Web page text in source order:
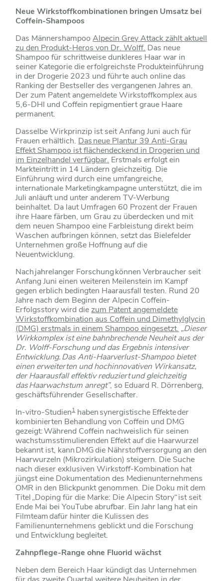
Neue Wirkstoffkombinationen bringen Umsatz bei
Coffein-Shampoos
Das MännershampooAlpecin Grey Attack zählt aktuell
zu den Produkt-Heros von Dr. Wolff. Das neue
Shampoo für schrittweise dunkleres Haar war in
seiner Kategorie die erfolgreichste Produkteinführung
in der Drogerie 2023 und führte auch online das
Ranking der Bestseller des vergangenen Jahres an.
Der zum Patent angemeldete Wirkstoffkomplex aus
5,6-DHI und Coffein repigmentiert graue Haare
permanent.
Dasselbe Wirkprinzip ist seit Anfang Juni auch für
Frauen erhältlich. Das neue Plantur 39 Anti-Grau
Effekt Shampoo ist flächendeckend in Drogerien und
im Einzelhandel verfügbar. Erstmals erfolgt ein
Markteintritt in 14 Ländern gleichzeitig. Die
Einführung wird durch eine umfangreiche,
internationale Marketingkampagne unterstützt, die im
Juli anläuft und unter anderem TV-Werbung
beinhaltet. Da laut Umfragen 60 Prozent der Frauen
ihre Haare färben, um Grau zu überdecken und mit
dem neuen Shampoo eine Farbleistung direkt beim
Waschen aufbringen können, setzt das Bielefelder
Unternehmen große Hoffnung auf die
Neuentwicklung.
Nach jahrelanger Forschung können Verbraucher seit
Anfang Juni einen weiteren Meilenstein im Kampf
gegen erblich bedingten Haarausfall testen. Rund 20
Jahre nach dem Beginn der Alpecin Coffein-
Erfolgsstory wird diezum Patent angemeldete
Wirkstoffkombination aus Coffein und Dimethylglycin
(DMG) erstmals in einem Shampoo eingesetzt. „Dieser
Wirkkomplex ist eine bahnbrechende Neuheit aus der
Dr. Wolff-Forschung und das Ergebnis intensiver
Entwicklung. Das Anti-Haarverlust-Shampoo bietet
einen erweiterten und hochinnovativen Wirkansatz,
der Haarausfall effektiv reduziert und gleichzeitig
das Haarwachstum anregt”, so Eduard R. Dörrenberg,
geschäftsführender Gesellschafter.
In-vitro-Studien1haben synergistische Effekte der
kombinierten Behandlung von Coffein und DMG
gezeigt: Während Coffein nachweislich für seinen
wachstumsstimulierenden Effekt auf die Haarwurzel
bekannt ist, kann DMG die Nährstoffversorgung an den
Haarwurzeln (Mikrozirkulation) steigern. Die Suche
nach dieser exklusiven Wirkstoff-Kombination hat
jüngst eine Dokumentation des Medienunternehmens
OMR in den Blickpunkt genommen. Die Doku mit dem
Titel „Doping für die Marke: Die Alpecin Story“ ist seit
Ende Mai bei YouTube abrufbar. Ein Jahr lang hat ein
Filmteam dafür hinter die Kulissen des
Familienunternehmens geblickt und die Forschung
und Entwicklung begleitet.
Zahnpflege-Range ohne Fluorid wächst
Neben dem Bereich Haar kündigt das Unternehmen